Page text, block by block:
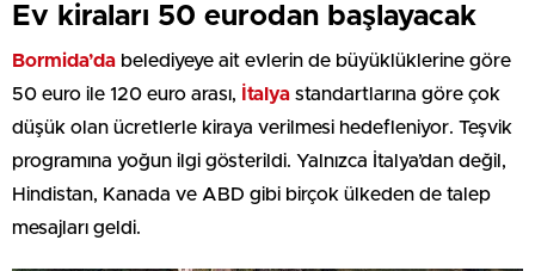
Ev kiraları 50 eurodan başlayacak
Bormida’da belediyeye ait evlerin de büyüklüklerine göre
50 euro ile 120 euro arası, İtalya standartlarına göre çok
düşük olan ücretlerle kiraya verilmesi hedefleniyor. Teşvik
programına yoğun ilgi gösterildi. Yalnızca İtalya’dan değil,
Hindistan, Kanada ve ABD gibi birçok ülkeden de talep
mesajları geldi.